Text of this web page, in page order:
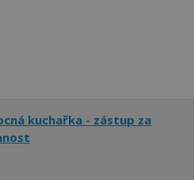
kuchařka - zástup za